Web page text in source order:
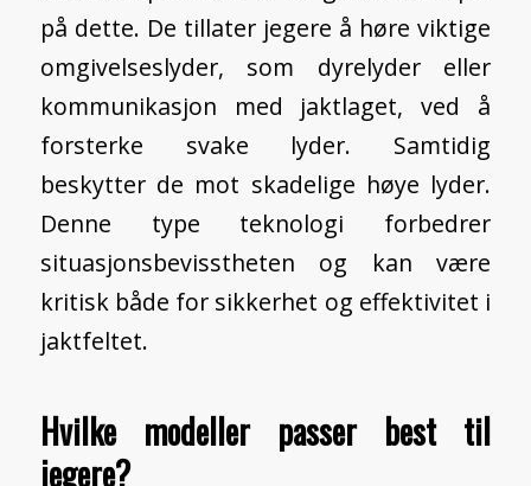
på dette. De tillater jegere å høre viktige
omgivelseslyder, som dyrelyder eller
kommunikasjon med jaktlaget, ved å
forsterke svake lyder. Samtidig
beskytter de mot skadelige høye lyder.
Denne type teknologi forbedrer
situasjonsbevisstheten og kan være
kritisk både for sikkerhet og effektivitet i
jaktfeltet.
Hvilke modeller passer best til
jegere?